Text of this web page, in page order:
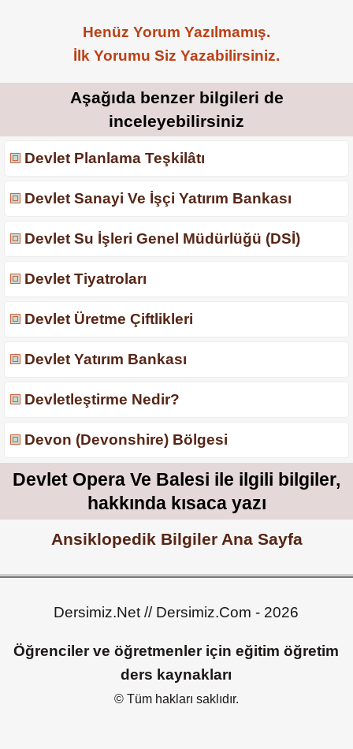
Henüz Yorum Yazılmamış.
İlk Yorumu Siz Yazabilirsiniz.
Aşağıda benzer bilgileri de
inceleyebilirsiniz
Devlet Planlama Teşkilâtı
Devlet Sanayi Ve İşçi Yatırım Bankası
Devlet Su İşleri Genel Müdürlüğü (DSİ)
Devlet Tiyatroları
Devlet Üretme Çiftlikleri
Devlet Yatırım Bankası
Devletleştirme Nedir?
Devon (Devonshire) Bölgesi
Devlet Opera Ve Balesi ile ilgili bilgiler,
hakkında kısaca yazı
Ansiklopedik Bilgiler Ana Sayfa
Dersimiz.Net // Dersimiz.Com - 2026
Öğrenciler ve öğretmenler için eğitim öğretim
ders kaynakları
© Tüm hakları saklıdır.